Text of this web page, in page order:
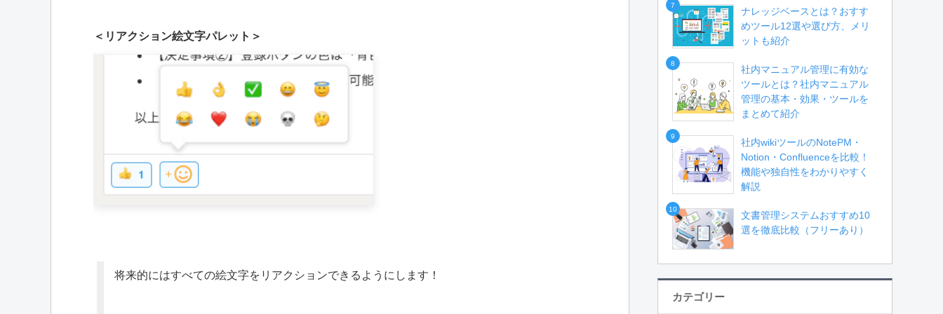
＜リアクション絵文字パレット＞
将来的にはすべての絵文字をリアクションできるようにします！
7
ナレッジベースとは？おすす
めツール12選や選び方、メリ
ットも紹介
8
社内マニュアル管理に有効な
ツールとは？社内マニュアル
管理の基本・効果・ツールを
まとめて紹介
9
社内wikiツールのNotePM・
Notion・Confluenceを比較！
機能や独自性をわかりやすく
解説
10
文書管理システムおすすめ10
選を徹底比較（フリーあり）
カテゴリー